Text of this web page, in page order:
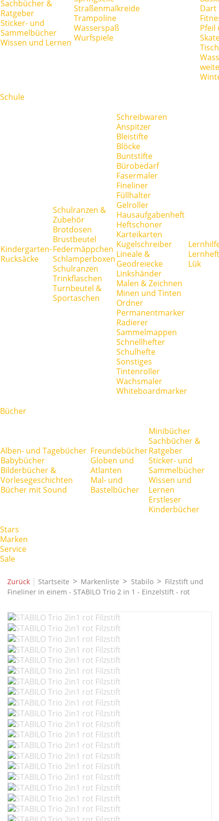
Sachbücher &
Ratgeber
Sticker- und
Sammelbücher
Wissen und Lernen
Straßenmalkreide
Trampoline
Wasserspaß
Wurfspiele
Dart
Pfeil
Schule
Kindergarten-
Rucksäcke
Schulranzen &
Zubehör
Brotdosen
Brustbeutel
Federmäppchen
Schlamperboxen
Schulranzen
Trinkflaschen
Turnbeutel &
Sportaschen
Schreibwaren
Anspitzer
Bleistifte
Blöcke
Buntstifte
Bürobedarf
Fasermaler
Fineliner
Füllhalter
Gelroller
Hausaufgabenheft
Heftschoner
Karteikarten
Kugelschreiber
Lineale &
Geodreiecke
Linkshänder
Malen & Zeichnen
Minen und Tinten
Ordner
Permanentmarker
Radierer
Sammelmappen
Schnellhefter
Schulhefte
Sonstiges
Tintenroller
Wachsmaler
Whiteboardmarker
Lük
Bücher
Alben- und Tagebücher
Babybücher
Bilderbücher &
Vorlesegeschichten
Bücher mit Sound
Freundebücher
Globen und
Atlanten
Mal- und
Bastelbücher
Minibücher
Sachbücher &
Ratgeber
Sticker- und
Sammelbücher
Wissen und
Lernen
Erstleser
Kinderbücher
Stars
Marken
Service
Sale
Zurück | Startseite Markenliste Stabilo
Filzstift und
Fineliner in einem - STABILO Trio 2 in 1 - Einzelstift - rot